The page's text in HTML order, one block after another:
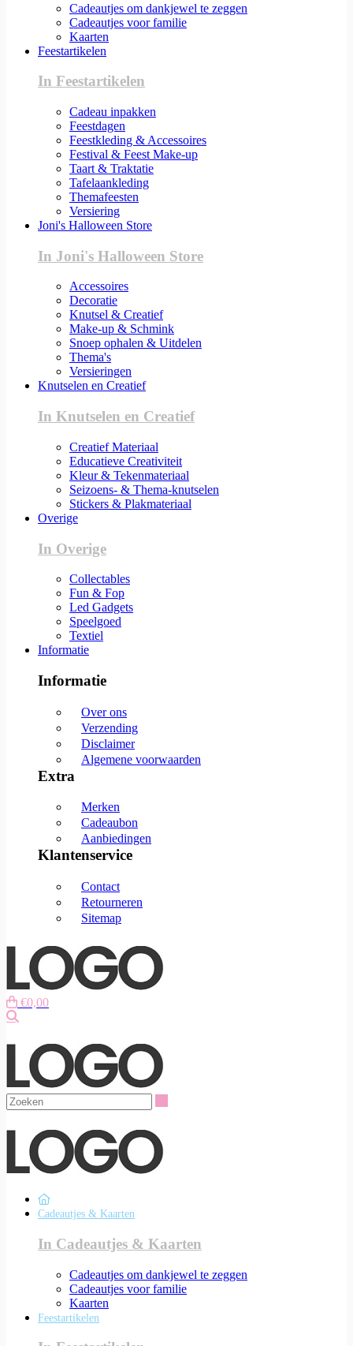
Cadeautjes om dankjewel te zeggen
Cadeautjes voor familie
Kaarten
Feestartikelen
In Feestartikelen
Cadeau inpakken
Feestdagen
Feestkleding & Accessoires
Festival & Feest Make-up
Taart & Traktatie
Tafelaankleding
Themafeesten
Versiering
Joni's Halloween Store
In Joni's Halloween Store
Accessoires
Decoratie
Knutsel & Creatief
Make-up & Schmink
Snoep ophalen & Uitdelen
Thema's
Versieringen
Knutselen en Creatief
In Knutselen en Creatief
Creatief Materiaal
Educatieve Creativiteit
Kleur & Tekenmateriaal
Seizoens- & Thema-knutselen
Stickers & Plakmateriaal
Overige
In Overige
Collectables
Fun & Fop
Led Gadgets
Speelgoed
Textiel
Informatie
Informatie
Over ons
Verzending
Disclaimer
Algemene voorwaarden
Extra
Merken
Cadeaubon
Aanbiedingen
Klantenservice
Contact
Retourneren
Sitemap
€0,00
Cadeautjes & Kaarten
In Cadeautjes & Kaarten
Cadeautjes om dankjewel te zeggen
Cadeautjes voor familie
Kaarten
Feestartikelen